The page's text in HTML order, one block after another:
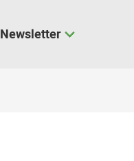
Newsletter